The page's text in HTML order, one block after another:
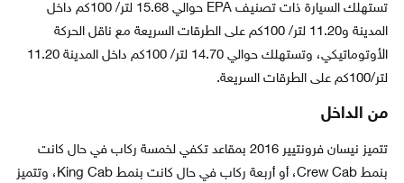
تستهلك السيارة ذات تصنيف EPA حوالي 15.68 لتر/ 100كم داخل
المدينة و11.20 لتر/ 100كم على الطرقات السريعة مع ناقل الحركة
لتر/100كم على الطرقات السريعة.
من الداخل
تتميز نيسان فرونتيير 2016 بمقاعد تكفي لخمسة ركاب في حال كانت
بنمط Crew Cab، أو أربعة ركاب في حال كانت بنمط King Cab، وتتميز